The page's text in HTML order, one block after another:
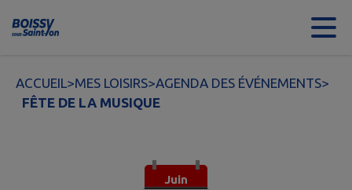
Contenu
ACCUEIL>MES LOISIRS>AGENDA DES ÉVÉNEMENTS>
FÊTE DE LA MUSIQUE
Juin